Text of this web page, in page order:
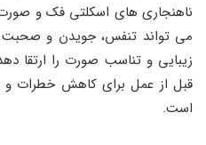
ناهنجاری های اسکلتی فک و
می تواند تنفس، جویدن و صحبت
زیبایی و تناسب صورت را ارتقا
قبل از عمل برای کاهش خطرات و
است.